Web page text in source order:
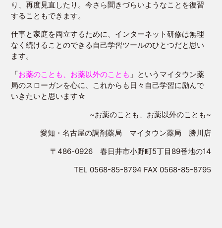
り、再度見直したり。今さら聞きづらいようなことを復習
することもできます。
仕事と家庭を両立するために、インターネット研修は無理
なく続けることのできる自己学習ツールのひとつだと思い
ます。
「お薬のことも、お薬以外のことも 」というマイタウン薬
局のスローガンを心に、これからも日々自己学習に励んで
いきたいと思います☆
~お薬のことも、お薬以外のことも~
愛知・名古屋の調剤薬局 マイタウン薬局 勝川店
〒486-0926 春日井市小野町5丁目89番地の14
TEL 0568-85-8794 FAX 0568-85-8795